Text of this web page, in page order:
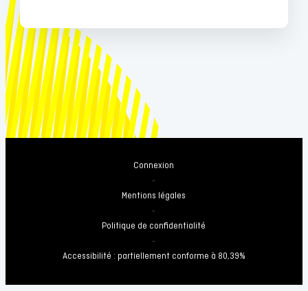
Connexion
-
Mentions légales
-
Politique de confidentialité
-
Accessibilité : partiellement conforme à 80,39%